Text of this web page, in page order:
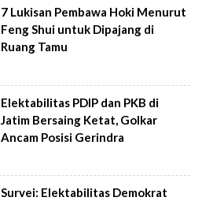
7 Lukisan Pembawa Hoki Menurut
Feng Shui untuk Dipajang di
Ruang Tamu
Elektabilitas PDIP dan PKB di
Jatim Bersaing Ketat, Golkar
Ancam Posisi Gerindra
Survei: Elektabilitas Demokrat